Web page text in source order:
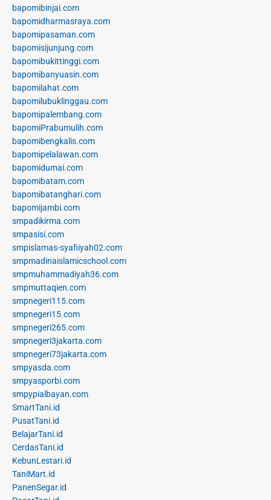
bapomibinjai.com
bapomidharmasraya.com
bapomipasaman.com
bapomisijunjung.com
bapomibukittinggi.com
bapomibanyuasin.com
bapomilahat.com
bapomilubuklinggau.com
bapomipalembang.com
bapomiPrabumulih.com
bapomibengkalis.com
bapomipelalawan.com
bapomidumai.com
bapomibatam.com
bapomibatanghari.com
bapomijambi.com
smpadikirma.com
smpasisi.com
smpislamas-syafiiyah02.com
smpmadinaislamicschool.com
smpmuhammadiyah36.com
smpmuttaqien.com
smpnegeri115.com
smpnegeri15.com
smpnegeri265.com
smpnegeri3jakarta.com
smpnegeri73jakarta.com
smpyasda.com
smpyasporbi.com
smpypialbayan.com
SmartTani.id
PusatTani.id
BelajarTani.id
CerdasTani.id
KebunLestari.id
TaniMart.id
PanenSegar.id